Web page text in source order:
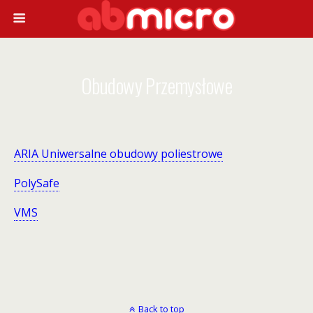
ARIA Uniwersalne obudowy poliestrowe
PolySafe
VMS
Back to top